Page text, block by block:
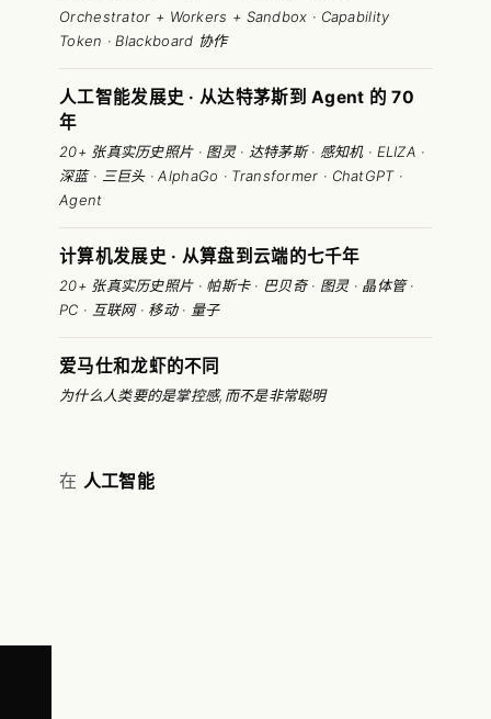
Orchestrator + Workers + Sandbox · Capability
Token · Blackboard 协作
人工智能发展史 · 从达特茅斯到 Agent 的 70
年
20+ 张真实历史照片 · 图灵 · 达特茅斯 · 感知机 · ELIZA ·
深蓝 · 三巨头 · AlphaGo · Transformer · ChatGPT ·
Agent
计算机发展史 · 从算盘到云端的七千年
20+ 张真实历史照片 · 帕斯卡 · 巴贝奇 · 图灵 · 晶体管 ·
PC · 互联网 · 移动 · 量子
爱马仕和龙虾的不同
为什么人类要的是掌控感,而不是非常聪明
在 人工智能